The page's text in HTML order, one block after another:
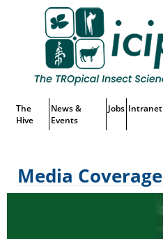
Menu
The
Hive
News &
Events
Jobs Intranet
Media Coverage